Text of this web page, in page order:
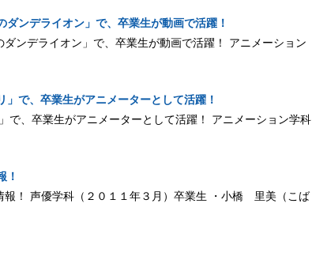
ダンデライオン」で、卒業生が動画で活躍！
ンデライオン」で、卒業生が動画で活躍！ アニメーション
」で、卒業生がアニメーターとして活躍！
で、卒業生がアニメーターとして活躍！ アニメーション学科
！
！ 声優学科（２０１１年３月）卒業生 ・小橋 里美（こば